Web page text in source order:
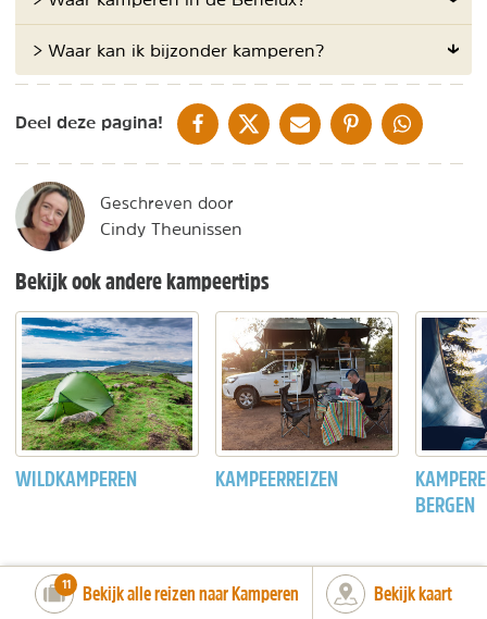
> Waar kan ik bijzonder kamperen?
Deel deze pagina! DELEN OP FACEBOOK
DELEN OP XDELEN VIA DE MAIL
DELEN OP PINTEREST
DELEN OP
Geschreven door
Cindy Theunissen
Bekijk ook andere kampeertips
WILDKAMPEREN KAMPEERREIZEN
BERGEN
number_of_trips:
11 Bekijk alle reizen naar Kamperen Bekijk kaart